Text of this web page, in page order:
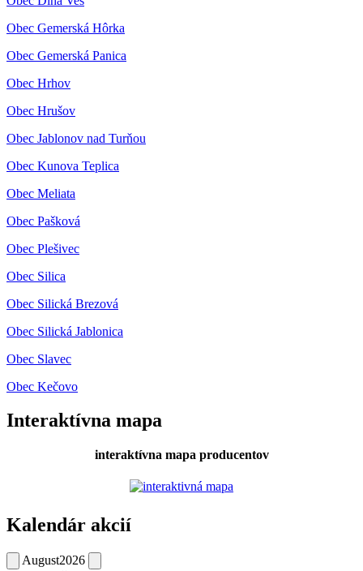
Obec Gemerská Hôrka
Obec Gemerská Panica
Obec Hrhov
Obec Hrušov
Obec Jablonov nad Turňou
Obec Kunova Teplica
Obec Meliata
Obec Pašková
Obec Plešivec
Obec Silica
Obec Silická Brezová
Obec Silická Jablonica
Obec Slavec
Obec Kečovo
Interaktívna mapa
interaktívna mapa producentov
Kalendár akcií
August2026